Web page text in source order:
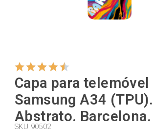
Cabides
Cortadores
Capa para telemóvel
Samsung A34 (TPU).
Abstrato. Barcelona.
SKU 90502